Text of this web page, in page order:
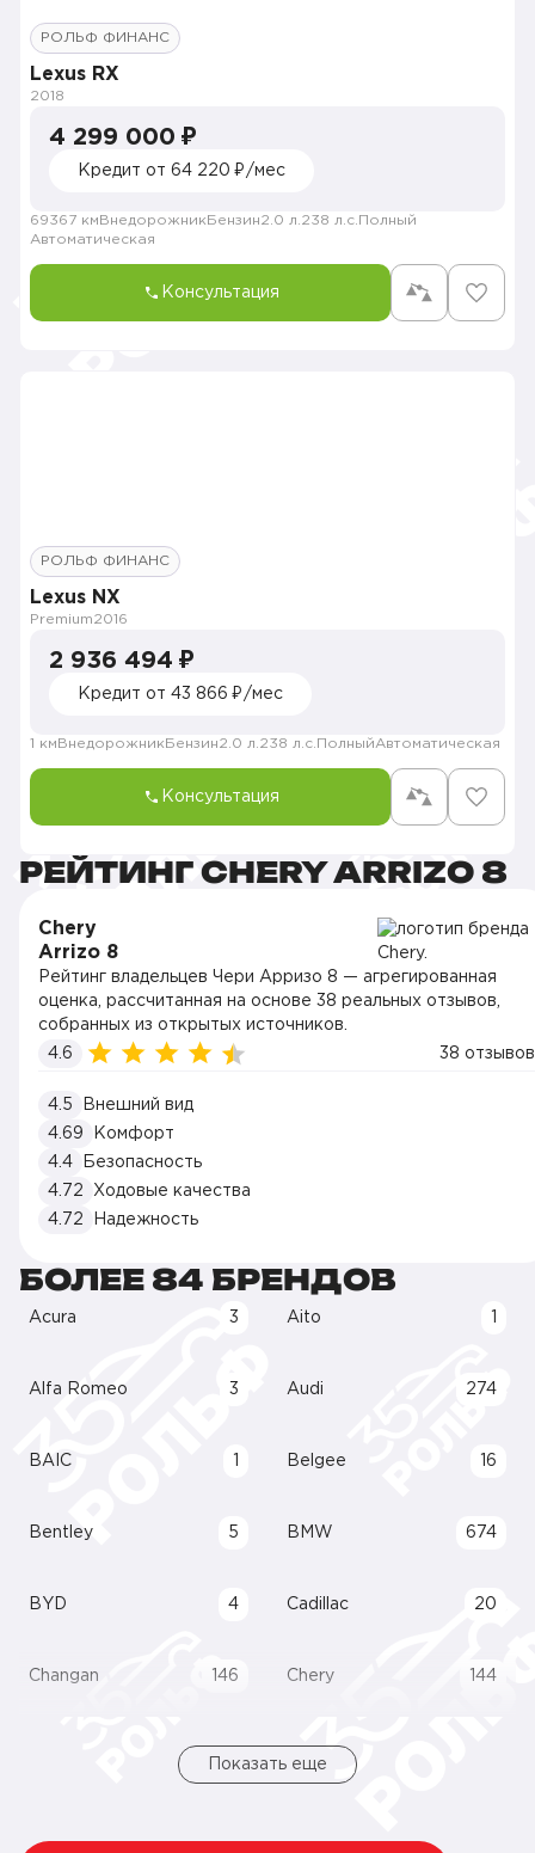
РОЛЬФ ФИНАНС
Lexus RX
2018
4 299 000 ₽
Кредит от 64 220 ₽/мес
69367 км Внедорожник Бензин2.0 л. 238 л.с. Полный
Автоматическая
Консультация
РОЛЬФ ФИНАНС
Lexus NX
Premium2016
2 936 494 ₽
Кредит от 43 866 ₽/мес
1 км Внедорожник Бензин2.0 л. 238 л.с. ПолныйАвтоматическая
Консультация
РЕЙТИНГ CHERY ARRIZO 8
Chery
Arrizo 8
Рейтинг владельцев Чери Арризо 8 — агрегированная
оценка, рассчитанная на основе 38 реальных отзывов,
собранных из открытых источников.
4.6
38 отзывов
4.5
Внешний вид
4.69
Комфорт
4.4
Безопасность
4.72
Ходовые качества
4.72
Надежность
БОЛЕЕ 84 БРЕНДОВ
Acura 3 Aito
Alfa Romeo 3 Audi 274
BAIC Belgee 16
Bentley 5 BMW 674
BYD 4 Cadillac 20
Changan 146 Chery 144
Показать еще